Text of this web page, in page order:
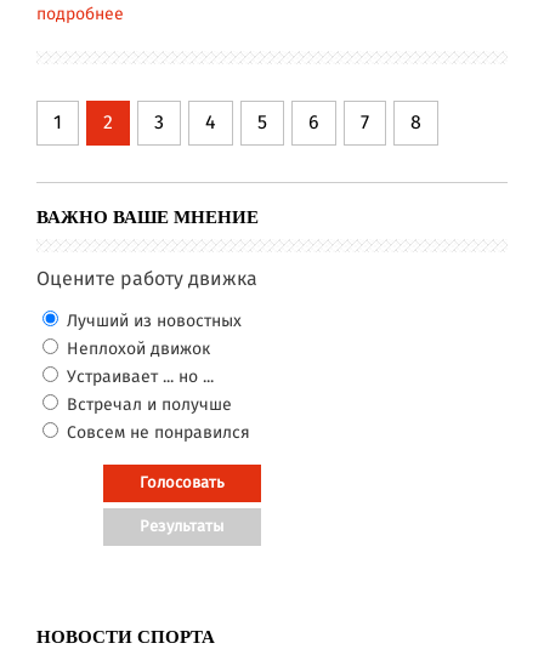
подробнее
1 2 3 4 5 6 7 8
ВАЖНО ВАШЕ МНЕНИЕ
Оцените работу движка
Лучший из новостных
Неплохой движок
Устраивает ... но ...
Встречал и получше
Совсем не понравился
НОВОСТИ СПОРТА